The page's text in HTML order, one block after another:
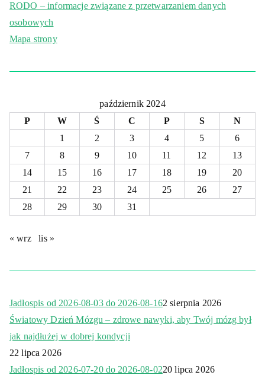
RODO – informacje związane z przetwarzaniem danych
osobowych
Mapa strony
październik 2024
P
W Ś C P S
N
1
2 3 4 5
6
7
8 9 10 11 12
13
14
15 16 17 18 19
20
21
22 23 24 25 26
27
28
29 30 31
« wrz lis »
Jadłospis od 2026-08-03 do 2026-08-162 sierpnia 2026
Światowy Dzień Mózgu – zdrowe nawyki, aby Twój mózg był
jak najdłużej w dobrej kondycji
22 lipca 2026
Jadłospis od 2026-07-20 do 2026-08-0220 lipca 2026